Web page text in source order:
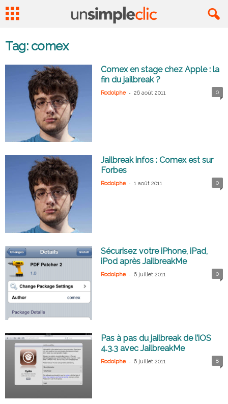
Tag: comex
Comex en stage chez Apple : la
fin du jailbreak ?
Rodolphe - 26 août 2011 0
Jailbreak infos : Comex est sur
Forbes
Rodolphe - 1 août 2011 0
Sécurisez votre iPhone, iPad,
iPod après JailbreakMe
Rodolphe - 6 juillet 2011 0
Pas à pas du jailbreak de l’iOS
4.3.3 avec JailbreakMe
Rodolphe - 6 juillet 2011 8